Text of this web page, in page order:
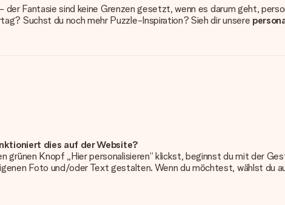
Fantasie sind keine Grenzen gesetzt, wenn es darum geht,
Suchst du noch mehr Puzzle-Inspiration? Sieh dir unsere
dies auf der Website?
grünen Knopf „Hier personalisieren“ klickst, beginnst du mit der
Foto und/oder Text gestalten. Wenn du möchtest, wählst du